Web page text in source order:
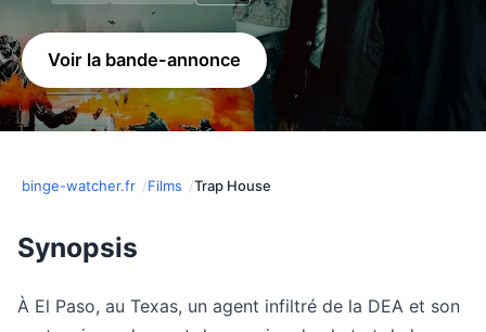
Voir la bande-annonce
binge-watcher.fr Films Trap House
Synopsis
À El Paso, au Texas, un agent infiltré de la DEA et son